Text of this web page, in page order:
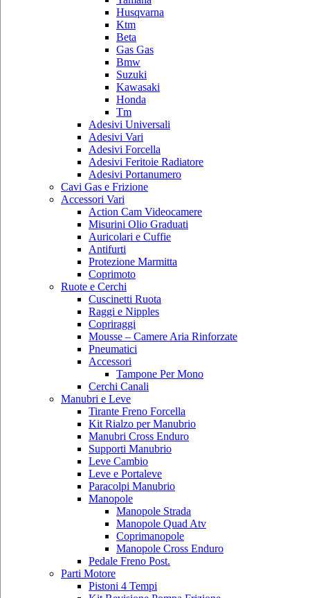
Husqvarna
Ktm
Beta
Gas Gas
Bmw
Suzuki
Kawasaki
Honda
Tm
Adesivi Universali
Adesivi Vari
Adesivi Forcella
Adesivi Feritoie Radiatore
Adesivi Portanumero
Cavi Gas e Frizione
Accessori Vari
Action Cam Videocamere
Misurini Olio Graduati
Auricolari e Cuffie
Antifurti
Protezione Marmitta
Coprimoto
Ruote e Cerchi
Cuscinetti Ruota
Raggi e Nipples
Copriraggi
Mousse – Camere Aria Rinforzate
Pneumatici
Accessori
Tampone Per Mono
Cerchi Canali
Manubri e Leve
Tirante Freno Forcella
Kit Rialzo per Manubrio
Manubri Cross Enduro
Supporti Manubrio
Leve Cambio
Leve e Portaleve
Paracolpi Manubrio
Manopole
Manopole Strada
Manopole Quad Atv
Coprimanopole
Manopole Cross Enduro
Pedale Freno Post.
Parti Motore
Pistoni 4 Tempi